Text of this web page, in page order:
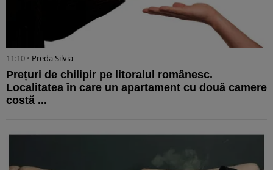
11:10 • Preda Silvia
Prețuri de chilipir pe litoralul românesc.
Localitatea în care un apartament cu două camere
costă ...